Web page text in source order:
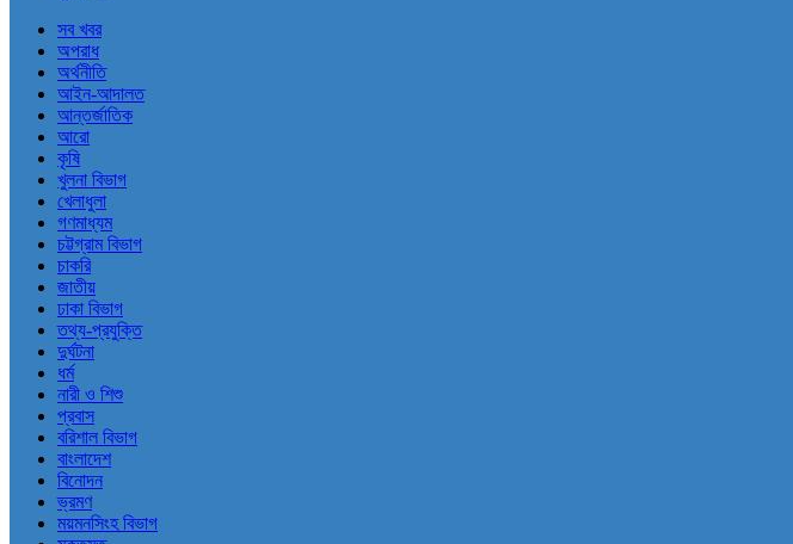
সব খবর
অপরাধ
অর্থনীতি
আইন-আদালত
আন্তর্জাতিক
আরো
কৃষি
খুলনা বিভাগ
খেলাধুলা
গণমাধ্যম
চট্টগ্রাম বিভাগ
চাকরি
জাতীয়
ঢাকা বিভাগ
তথ্য-প্রযুক্তি
দুর্ঘটনা
ধর্ম
নারী ও শিশু
প্রবাস
বরিশাল বিভাগ
বাংলাদেশ
বিনোদন
ভ্রমণ
ময়মনসিংহ বিভাগ